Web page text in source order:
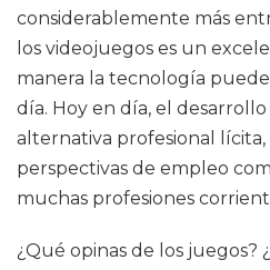
considerablemente más
los videojuegos es un
manera la tecnología
día. Hoy en día, el
alternativa profesional lícita,
perspectivas de empleo
muchas profesiones
¿Qué opinas de los juegos?